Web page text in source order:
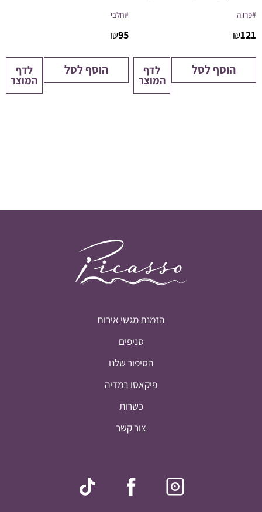
0
₪
חלק מההנחות יחושבו במסך התשלום
#פרווה
121
₪
הוסף לסל לדף
המוצר
#חלבי
95
₪
הוסף לסל לדף
המוצר
הזמנת מגשי אירוח
סניפים
הסיפור שלנו
פיקאסו במדיה
כשרות
צור קשר